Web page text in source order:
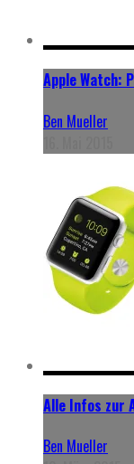
Apple Watch:
Ben Mueller
Alle Infos zur
Ben Mueller